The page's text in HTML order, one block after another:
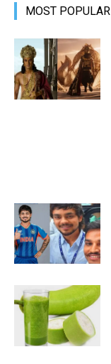
MOST POPULAR